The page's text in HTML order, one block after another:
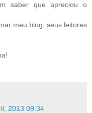
saber que apreciou o
meu blog, seus leitores
2013 09:34